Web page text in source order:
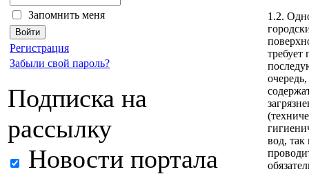
Запомнить меня
Регистрация
Забыли свой пароль?
Подписка на
рассылку
Новости портала
1.2.
требует
вод, так